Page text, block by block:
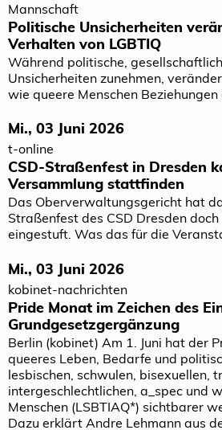
Mannschaft
Politische Unsicherheiten
Verhalten von LGBTIQ
Während politische,
Unsicherheiten zunehmen,
wie queere Menschen Beziehungen
Mi., 03 Juni 2026
t-online
CSD-Straßenfest in Dresden
Versammlung stattfinden
Das Oberverwaltungsgericht hat
Straßenfest des CSD Dresden
eingestuft. Was das für die
Mi., 03 Juni 2026
kobinet-nachrichten
Pride Monat im Zeichen des
Grundgesetzgergänzung
Berlin (kobinet) Am 1. Juni hat der
queeres Leben, Bedarfe und
lesbischen, schwulen, bisexuellen,
intergeschlechtlichen, a_spec und
Menschen (LSBTIAQ*) sichtbarer
Dazu erklärt Andre Lehmann aus